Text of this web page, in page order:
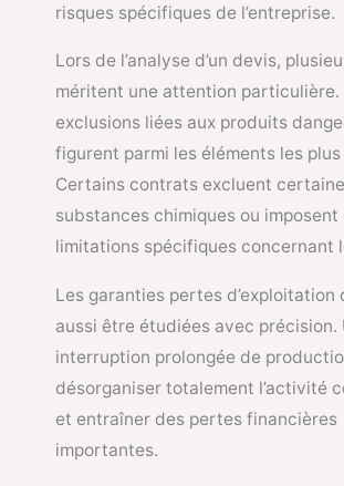
risques spécifiques de l’entreprise.
Lors de l’analyse d’un devis,
méritent une attention particulière.
exclusions liées aux produits
figurent parmi les éléments les
Certains contrats excluent
substances chimiques ou imposent
limitations spécifiques concernant
Les garanties pertes d’exploitation
aussi être étudiées avec précision.
interruption prolongée de
désorganiser totalement l’activité
et entraîner des pertes financières
importantes.